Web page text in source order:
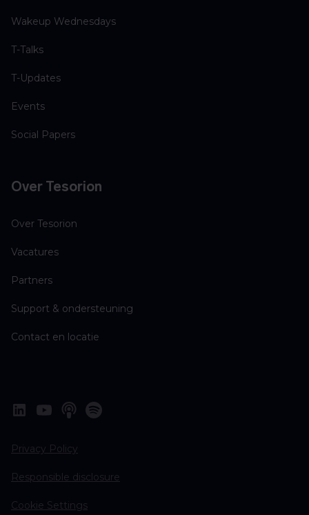
Wakeup Wednesdays
T-Talks
T-Updates
Events
Social Papers
Over Tesorion
Over Tesorion
Vacatures
Partners
Support & ondersteuning
Contact en locatie
Privacy Policy
Responsible disclosure
Cookie Settings